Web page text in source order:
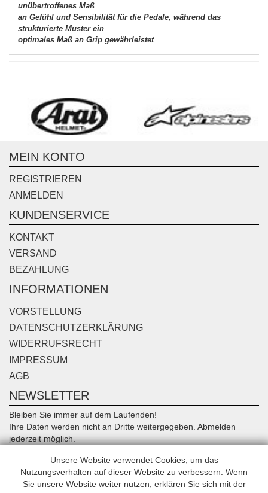
Unsere Website verwendet Cookies, um das
Nutzungsverhalten auf dieser Website zu verbessern. Wenn
Sie unsere Website weiter nutzen, erklären Sie sich mit der
unübertroffenes Maß
an Gefühl und Sensibilität für die Pedale, während das
strukturierte Muster ein
optimales Maß an Grip gewährleistet
MEIN KONTO
REGISTRIEREN
ANMELDEN
KUNDENSERVICE
KONTAKT
VERSAND
BEZAHLUNG
INFORMATIONEN
VORSTELLUNG
DATENSCHUTZERKLÄRUNG
WIDERRUFSRECHT
IMPRESSUM
AGB
NEWSLETTER
Bleiben Sie immer auf dem Laufenden!
Ihre Daten werden nicht an Dritte weitergegeben. Abmelden
jederzeit möglich.
Anmelden